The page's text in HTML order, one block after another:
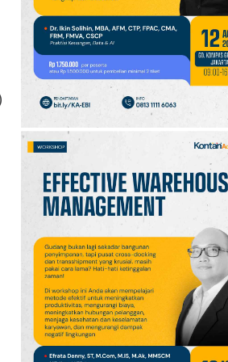
GOTF MLBB 2026: ONIC
dan Vitality Bersiap
Amankan Semifinal